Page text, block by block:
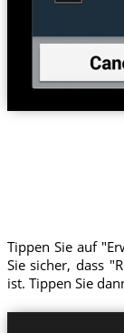
Tippen Sie auf
Sie sicher, dass
ist. Tippen Sie